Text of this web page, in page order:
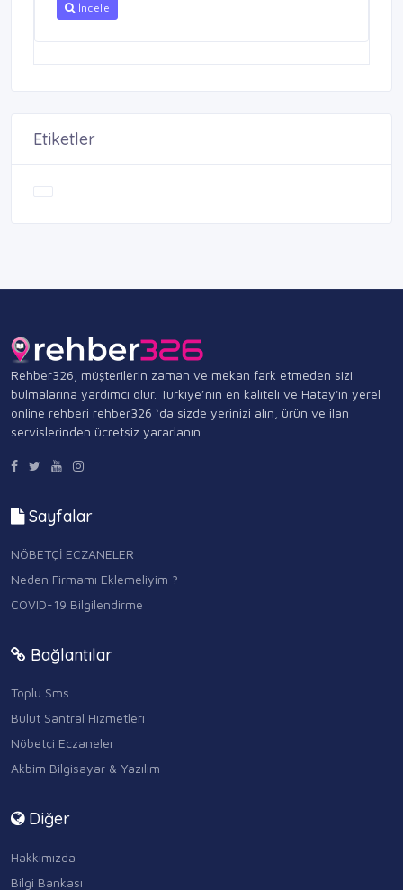
İncele
Etiketler
Rehber326, müşterilerin zaman ve mekan fark etmeden sizi
bulmalarına yardımcı olur. Türkiye’nin en kaliteli ve Hatay'ın yerel
online rehberi rehber326 ‘da sizde yerinizi alın, ürün ve ilan
servislerinden ücretsiz yararlanın.
Sayfalar
NÖBETÇİ ECZANELER
Neden Firmamı Eklemeliyim ?
COVID-19 Bilgilendirme
Bağlantılar
Toplu Sms
Bulut Santral Hizmetleri
Nöbetçi Eczaneler
Akbim Bilgisayar & Yazılım
Diğer
Hakkımızda
Bilgi Bankası